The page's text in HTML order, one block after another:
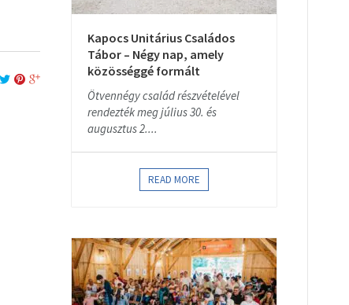
Kapocs Unitárius Családos
Tábor – Négy nap, amely
közösséggé formált
Ötvennégy család részvételével
rendezték meg július 30. és
augusztus 2....
READ MORE